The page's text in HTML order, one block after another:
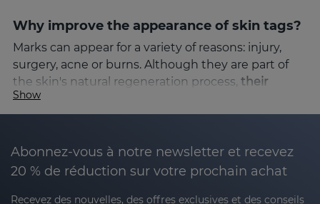
Why improve the appearance of skin tags?
Marks can appear for a variety of reasons: injury,
surgery, acne or burns. Although they are part of
the skin's natural regeneration process, their
appearance can cause aesthetic discomfort
why at Sesderma we have developed products
irregularities and even out the tone of areas with
marks.
Our products are designed to:
Show
Abonnez-vous à notre newsletter et recevez
20 % de réduction sur votre prochain achat
Recevez des nouvelles, des offres exclusives et des conseils